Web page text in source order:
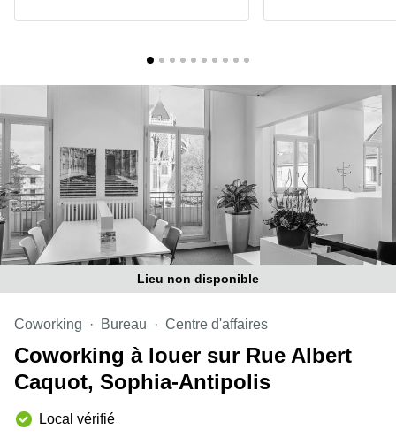
Coworking
d'affaires
Location
bureaux
Paris
Centre
d'affaires
Montpellier
Lieu non disponible
Coworking Bureau Centre d'affaires
Coworking à louer sur Rue Albert
Caquot, Sophia-Antipolis
Local vérifié